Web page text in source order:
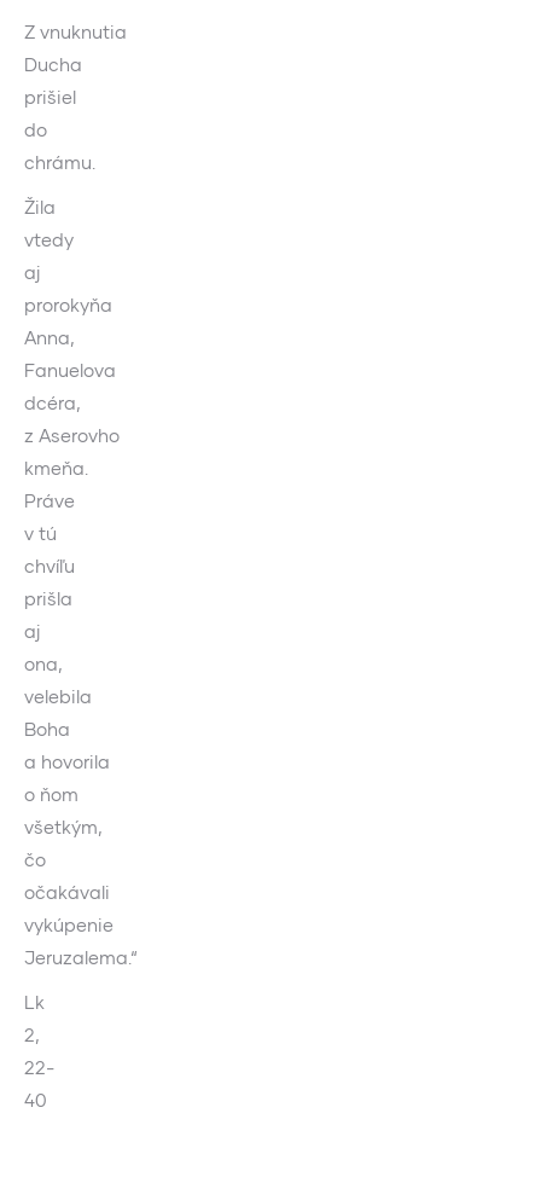
Z vnuknutia
Ducha
prišiel
do
chrámu.
Žila
vtedy
aj
prorokyňa
Anna,
Fanuelova
dcéra,
z Aserovho
kmeňa.
Práve
v tú
chvíľu
prišla
aj
ona,
velebila
Boha
a hovorila
o ňom
všetkým,
čo
očakávali
vykúpenie
Jeruzalema.“
Lk
2,
22-
40